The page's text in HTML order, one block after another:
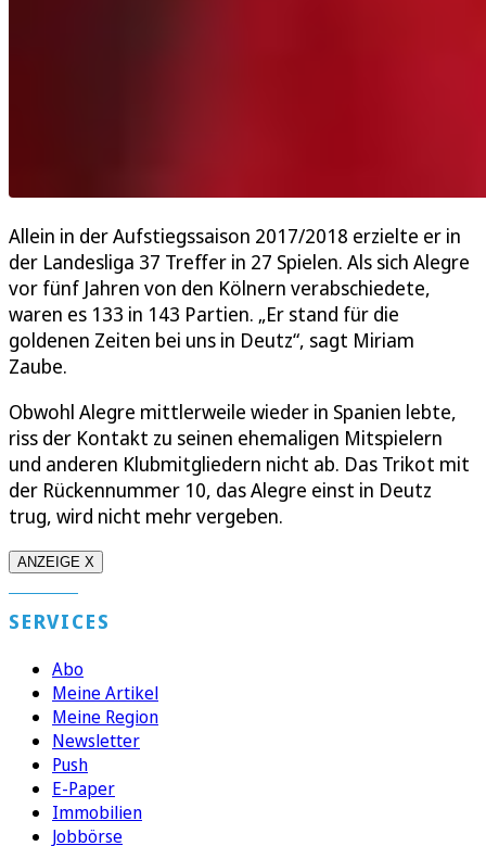
Allein in der Aufstiegssaison 2017/2018 erzielte er in
der Landesliga 37 Treffer in 27 Spielen. Als sich Alegre
vor fünf Jahren von den Kölnern verabschiedete,
waren es 133 in 143 Partien. „Er stand für die
goldenen Zeiten bei uns in Deutz“, sagt Miriam
Zaube.
Obwohl Alegre mittlerweile wieder in Spanien lebte,
riss der Kontakt zu seinen ehemaligen Mitspielern
und anderen Klubmitgliedern nicht ab. Das Trikot mit
der Rückennummer 10, das Alegre einst in Deutz
trug, wird nicht mehr vergeben.
ANZEIGE X
SERVICES
Abo
Meine Artikel
Meine Region
Newsletter
Push
E-Paper
Immobilien
Jobbörse